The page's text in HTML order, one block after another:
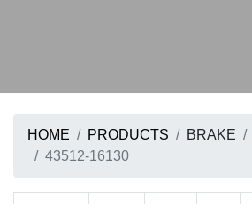
HOME PRODUCTS BRAKE
43512-16130